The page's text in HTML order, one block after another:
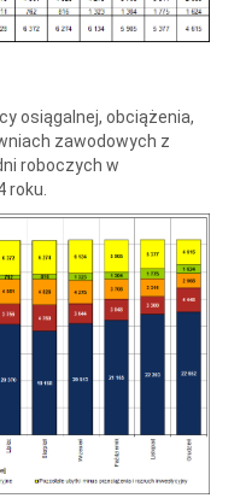
osiągalnej, obciążenia,
zawodowych z
roboczych w
roku.